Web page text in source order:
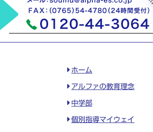
ホーム
アルファの教育理念
中学部
個別指導マイウェイ